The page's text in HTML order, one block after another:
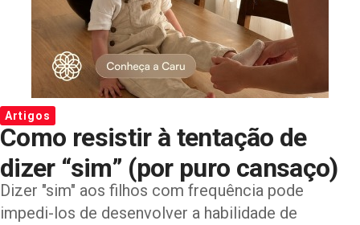
Artigos
Como resistir à tentação de
dizer “sim” (por puro cansaço)
Dizer "sim" aos filhos com frequência pode
impedi-los de desenvolver a habilidade de